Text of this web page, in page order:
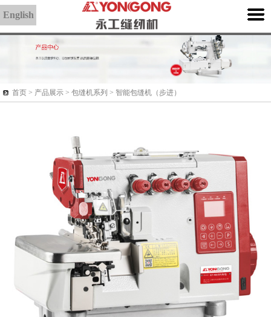
English
首页 > 产品展示 > 包缝机系列 > 智能包缝机（步进）